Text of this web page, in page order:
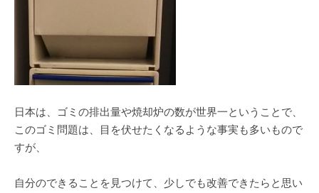
日本は、ゴミの排出量や焼却炉の数が世界一ということで、
このゴミ問題は、目を伏せたくなるような事実も多いもので
すが、
自分のできることを見つけて、少しでも改善できたらと思い